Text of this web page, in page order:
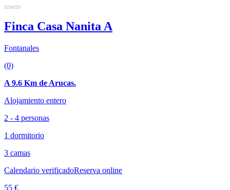
Finca Casa Nanita A
Fontanales
(0)
A 9.6 Km de Arucas.
Alojamiento entero
2 - 4 personas
1 dormitorio
3 camas
Calendario verificadoReserva online
55 €